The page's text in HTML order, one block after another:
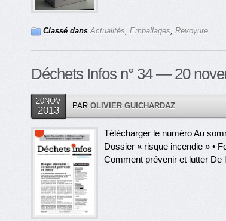
Classé dans Actualités, Emballages, Revoyure
Déchets Infos n° 34 — 20
20NOV
2013 PAR OLIVIER GUICHARDAZ
Télécharger le numéro Au
Dossier « risque incendie » •
Comment prévenir et lutter De